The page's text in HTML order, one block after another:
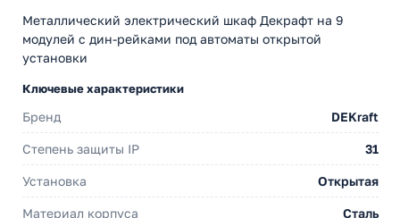
Металлический электрический шкаф Декрафт на 9
модулей с дин-рейками под автоматы открытой
установки
Ключевые характеристики
Бренд DEKraft
Степень защиты IP 31
Установка Открытая
Материал корпуса Сталь